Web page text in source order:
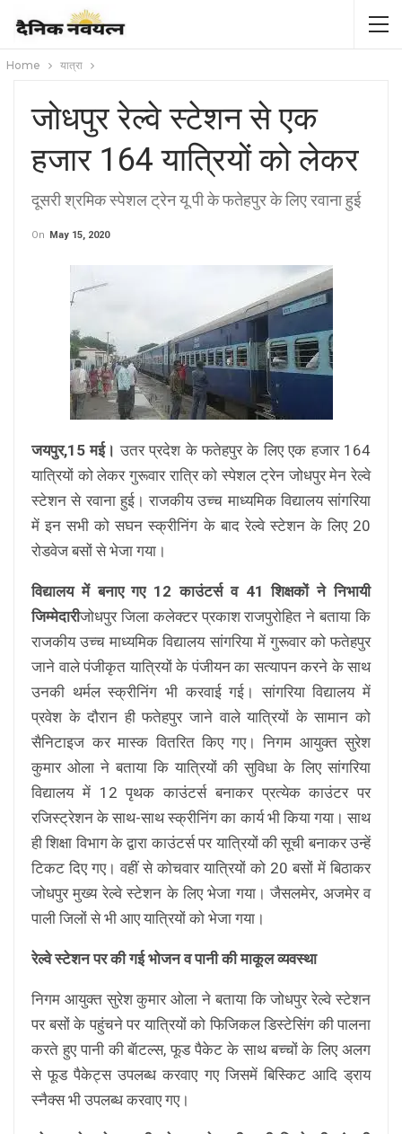
Home यात्रा
जोधपुर रेल्वे स्टेशन से एक
हजार 164 यात्रियों को लेकर
दूसरी श्रमिक स्पेशल ट्रेन यू पी के फतेहपुर के लिए रवाना हुई
On May 15, 2020
जयपुर,15 मई। उतर प्रदेश के फतेहपुर के लिए एक हजार 164
यात्रियों को लेकर गुरूवार रात्रि को स्पेशल ट्रेन जोधपुर मेन रेल्वे
स्टेशन से रवाना हुई। राजकीय उच्च माध्यमिक विद्यालय सांगरिया
में इन सभी को सघन स्क्रीनिंग के बाद रेल्वे स्टेशन के लिए 20
रोडवेज बसों से भेजा गया।
विद्यालय में बनाए गए 12 काउंटर्स व 41 शिक्षकों ने निभायी
जिम्मेदारीजोधपुर जिला कलेक्टर प्रकाश राजपुरोहित ने बताया कि
राजकीय उच्च माध्यमिक विद्यालय सांगरिया में गुरूवार को फतेहपुर
जाने वाले पंजीकृत यात्रियों के पंजीयन का सत्यापन करने के साथ
उनकी थर्मल स्क्रीनिंग भी करवाई गई। सांगरिया विद्यालय में
प्रवेश के दौरान ही फतेहपुर जाने वाले यात्रियों के सामान को
सैनिटाइज कर मास्क वितरित किए गए। निगम आयुक्त सुरेश
कुमार ओला ने बताया कि यात्रियों की सुविधा के लिए सांगरिया
विद्यालय में 12 पृथक काउंटर्स बनाकर प्रत्येक काउंटर पर
रजिस्ट्रेशन के साथ-साथ स्क्रीनिंग का कार्य भी किया गया। साथ
ही शिक्षा विभाग के द्वारा काउंटर्स पर यात्रियों की सूची बनाकर उन्हें
टिकट दिए गए। वहीं से कोचवार यात्रियों को 20 बसों में बिठाकर
जोधपुर मुख्य रेल्वे स्टेशन के लिए भेजा गया। जैसलमेर, अजमेर व
पाली जिलों से भी आए यात्रियों को भेजा गया।
रेल्वे स्टेशन पर की गई भोजन व पानी की माकूल व्यवस्था
निगम आयुक्त सुरेश कुमार ओला ने बताया कि जोधपुर रेल्वे स्टेशन
पर बसों के पहुंचने पर यात्रियों को फिजिकल डिस्टेसिंग की पालना
करते हुए पानी की बॅाटल्स, फूड पैकेट के साथ बच्चों के लिए अलग
से फूड पैकेट्स उपलब्ध करवाए गए जिसमें बिस्किट आदि ड्राय
स्नैक्स भी उपलब्ध करवाए गए।